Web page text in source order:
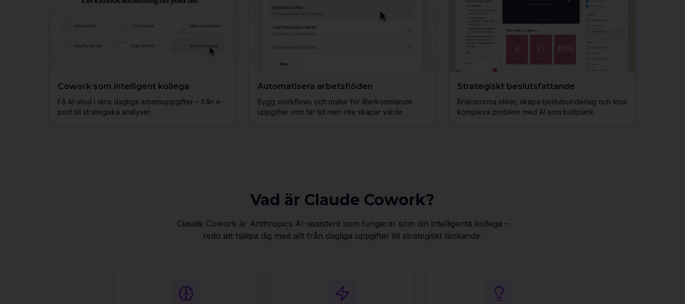
Cowork som intelligent kollega
Få AI-stöd i dina dagliga arbetsuppgifter – från e-
post till strategiska analyser.
Automatisera arbetsflöden
Bygg workflows och mallar för återkommande
uppgifter som tar tid men inte skapar värde.
Strategiskt beslutsfattande
Brainstorma idéer, skapa beslutsunderlag och lösa
komplexa problem med AI som bollplank.
Vad är Claude Cowork?
Claude Cowork är Anthropics AI-assistent som fungerar som din intelligenta kollega –
redo att hjälpa dig med allt från dagliga uppgifter till strategiskt tänkande.